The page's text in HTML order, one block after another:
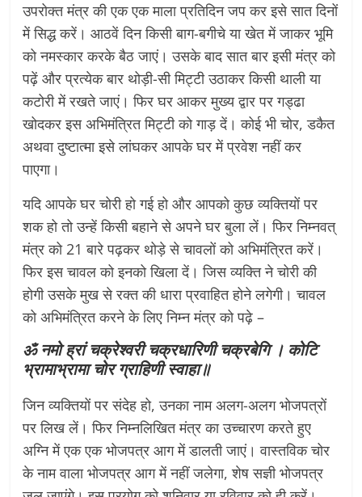
उपरोक्त मंत्र की एक एक माला प्रतिदिन जप कर इसे सात दिनों
में सिद्ध करें। आठवें दिन किसी बाग-बगीचे या खेत में जाकर भूमि
को नमस्कार करके बैठ जाएं। उसके बाद सात बार इसी मंत्र को
पढ़ें और प्रत्येक बार थोड़ी-सी मिट्टी उठाकर किसी थाली या
कटोरी में रखते जाएं। फिर घर आकर मुख्य द्वार पर गड्ढा
खोदकर इस अभिमंत्रित मिट्टी को गाड़ दें। कोई भी चोर, डकैत
अथवा दुष्टात्मा इसे लांघकर आपके घर में प्रवेश नहीं कर
पाएगा।
यदि आपके घर चोरी हो गई हो और आपको कुछ व्यक्तियों पर
शक हो तो उन्हें किसी बहाने से अपने घर बुला लें। फिर निम्नवत्
मंत्र को 21 बारे पढ़कर थोड़े से चावलों को अभिमंत्रित करें।
फिर इस चावल को इनको खिला दें। जिस व्यक्ति ने चोरी की
होगी उसके मुख से रक्त की धारा प्रवाहित होने लगेगी। चावल
को अभिमंत्रित करने के लिए निम्न मंत्र को पढ़े –
ॐ नमो ह्रां चक्रेश्वरी चक्रधारिणी चक्रबेगि । कोटि
भ्रामाभ्रामा चोर ग्राहिणी स्वाहा॥
जिन व्यक्तियों पर संदेह हो, उनका नाम अलग-अलग भोजपत्रों
पर लिख लें। फिर निम्नलिखित मंत्र का उच्चारण करते हुए
अग्नि में एक एक भोजपत्र आग में डालती जाएं। वास्तविक चोर
के नाम वाला भोजपत्र आग में नहीं जलेगा, शेष सज्ञी भोजपत्र